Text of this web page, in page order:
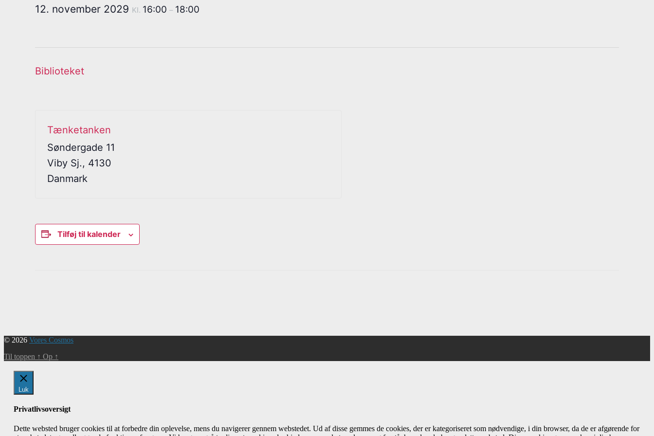
12. november 2029 Kl. 16:00 – 18:00
Biblioteket
Tænketanken
Søndergade 11
Viby Sj., 4130
Danmark
Tilføj til kalender
© 2026 Vores Cosmos
Til toppen ↑ Op ↑
Luk
Privatlivsoversigt
Dette websted bruger cookies til at forbedre din oplevelse, mens du navigerer gennem webstedet. Ud af disse gemmes de cookies, der er kategoriseret som nødvendige, i din browser, da de er afgørende for